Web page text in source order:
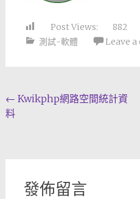
Post Views:
882
測試-軟體
Leave
Post
navigation
← Kwikphp網路空間統計資
料
發佈留言